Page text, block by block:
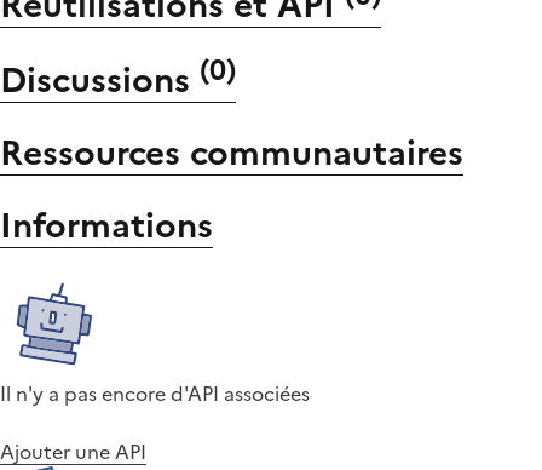
Discussions (0)
Ressources communautaires
Informations
Il n'y a pas encore d'API associées
Ajouter une API